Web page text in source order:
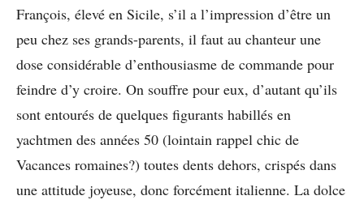
François, élevé en Sicile, s’il a l’impression d’être un
peu chez ses grands-parents, il faut au chanteur une
dose considérable d’enthousiasme de commande pour
feindre d’y croire. On souffre pour eux, d’autant qu’ils
sont entourés de quelques figurants habillés en
yachtmen des années 50 (lointain rappel chic de
Vacances romaines?) toutes dents dehors, crispés dans
une attitude joyeuse, donc forcément italienne. La dolce